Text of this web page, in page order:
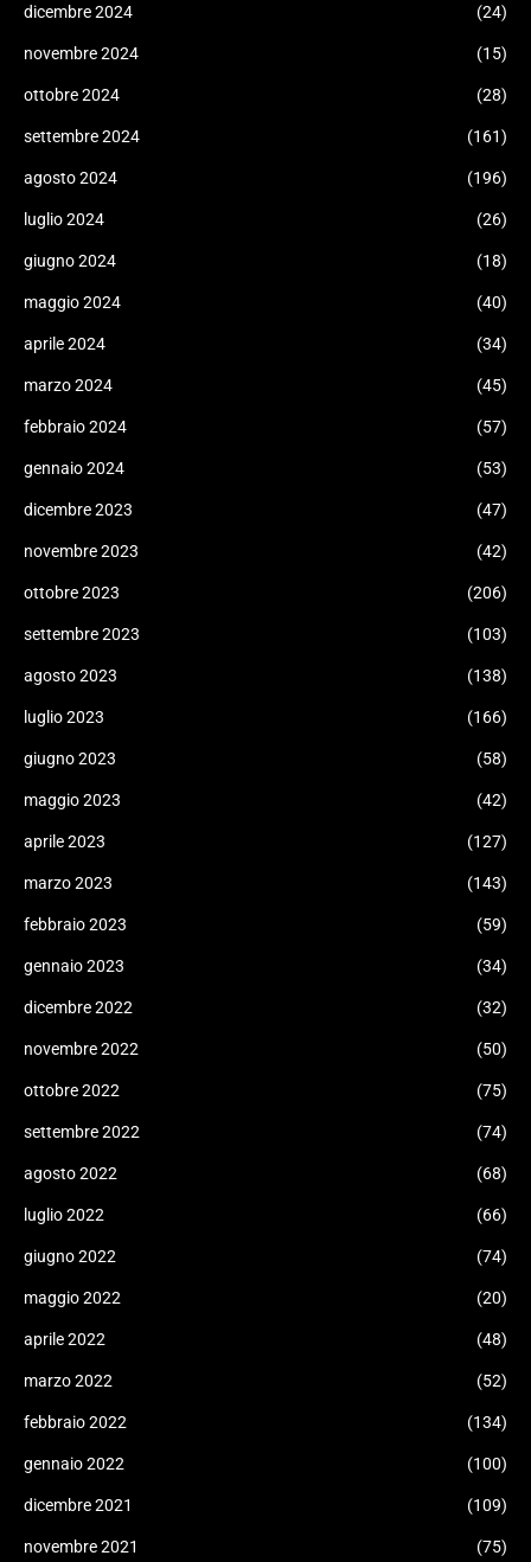
dicembre 2024 (24)
novembre 2024 (15)
ottobre 2024 (28)
settembre 2024 (161)
agosto 2024 (196)
luglio 2024 (26)
giugno 2024 (18)
maggio 2024 (40)
aprile 2024 (34)
marzo 2024 (45)
febbraio 2024 (57)
gennaio 2024 (53)
dicembre 2023 (47)
novembre 2023 (42)
ottobre 2023 (206)
settembre 2023 (103)
agosto 2023 (138)
luglio 2023 (166)
giugno 2023 (58)
maggio 2023 (42)
aprile 2023 (127)
marzo 2023 (143)
febbraio 2023 (59)
gennaio 2023 (34)
dicembre 2022 (32)
novembre 2022 (50)
ottobre 2022 (75)
settembre 2022 (74)
agosto 2022 (68)
luglio 2022 (66)
giugno 2022 (74)
maggio 2022 (20)
aprile 2022 (48)
marzo 2022 (52)
febbraio 2022 (134)
gennaio 2022 (100)
dicembre 2021 (109)
novembre 2021 (75)